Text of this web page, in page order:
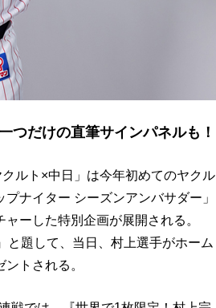
つだけの直筆サインパネルも！
ルト×中日」は今年初めてのヤクル
ナイター シーズンアンバサダー」
ーした特別企画が展開される。
と題して、当日、村上選手がホーム
トされる。